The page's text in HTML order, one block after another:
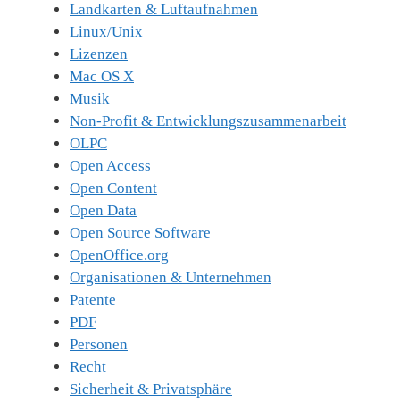
Landkarten & Luftaufnahmen
Linux/Unix
Lizenzen
Mac OS X
Musik
Non-Profit & Entwicklungszusammenarbeit
OLPC
Open Access
Open Content
Open Data
Open Source Software
OpenOffice.org
Organisationen & Unternehmen
Patente
PDF
Personen
Recht
Sicherheit & Privatsphäre